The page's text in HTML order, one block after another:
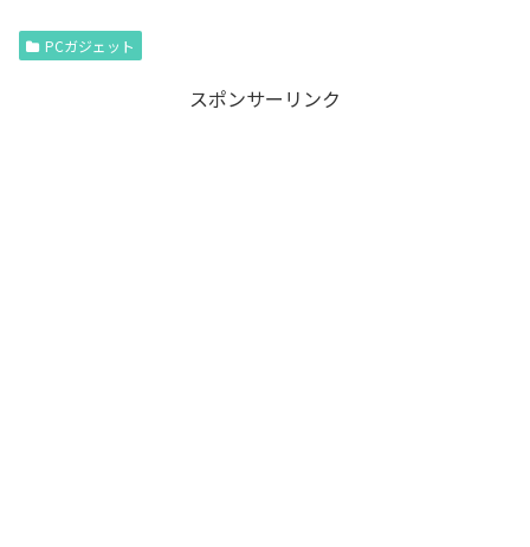
PCガジェット
スポンサーリンク